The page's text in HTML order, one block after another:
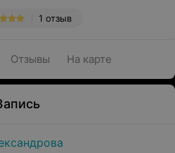
1 отзыв
Отзывы На карте